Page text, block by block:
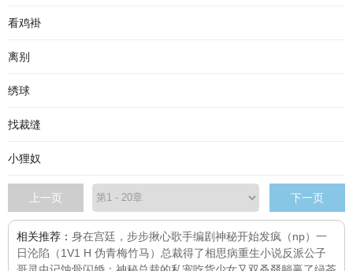
看鸡褂
离别
绣球
找裁缝
小狸奴
上一页 下一页
相关推荐： 身在宫廷，步步揪心歌手编剧神秘开始发疯（np） 一
日沦陷（1V1 H 伪青梅竹马） 总裁得了相思病重生小说反派公子